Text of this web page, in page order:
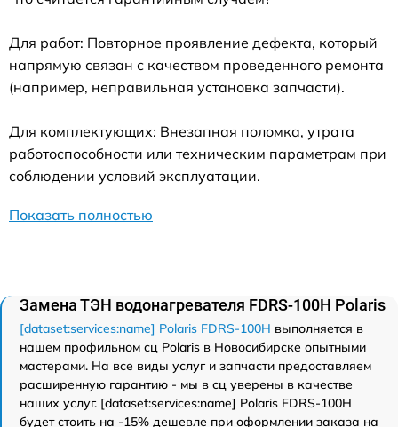
Для работ: Повторное проявление дефекта, который
напрямую связан с качеством проведенного ремонта
(например, неправильная установка запчасти).
Для комплектующих: Внезапная поломка, утрата
работоспособности или техническим параметрам при
соблюдении условий эксплуатации.
Показать полностью
Замена ТЭН водонагревателя FDRS-100H Polaris
[dataset:services:name] Polaris FDRS-100H выполняется в
нашем профильном сц Polaris в Новосибирске опытными
мастерами. На все виды услуг и запчасти предоставляем
расширенную гарантию - мы в сц уверены в качестве
наших услуг. [dataset:services:name] Polaris FDRS-100H
будет стоить на -15% дешевле при оформлении заказа на